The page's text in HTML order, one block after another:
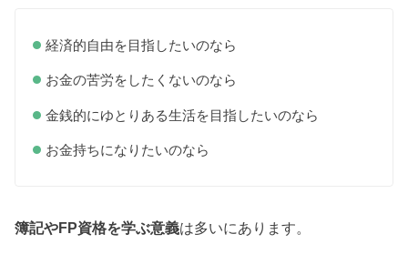
経済的自由を目指したいのなら
お金の苦労をしたくないのなら
金銭的にゆとりある生活を目指したいのなら
お金持ちになりたいのなら
簿記やFP資格を学ぶ意義は多いにあります。